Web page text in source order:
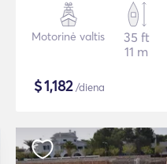
Motorinė valtis
35 ft
11 m
$1,182/diena